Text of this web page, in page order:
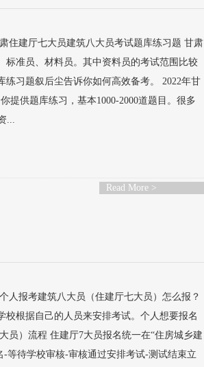
住建厅七大员建筑八大员考试题库练习题 甘肃
标准员、材料员。其中资料员的考试范围比较
习题叙后尘告诉你如何高效备考。 2022年甘
提供题库练习，基本1000-2000道题目。很多
...
Read More >
人报考建筑八大员（住建厅七大员）怎么报？
根据自己的人员来安排考试。个人想要报名
员）流程 住建厅7大员报名统一在“住房城乡建
等待学校审核-审核通过安排考试-测试结束立